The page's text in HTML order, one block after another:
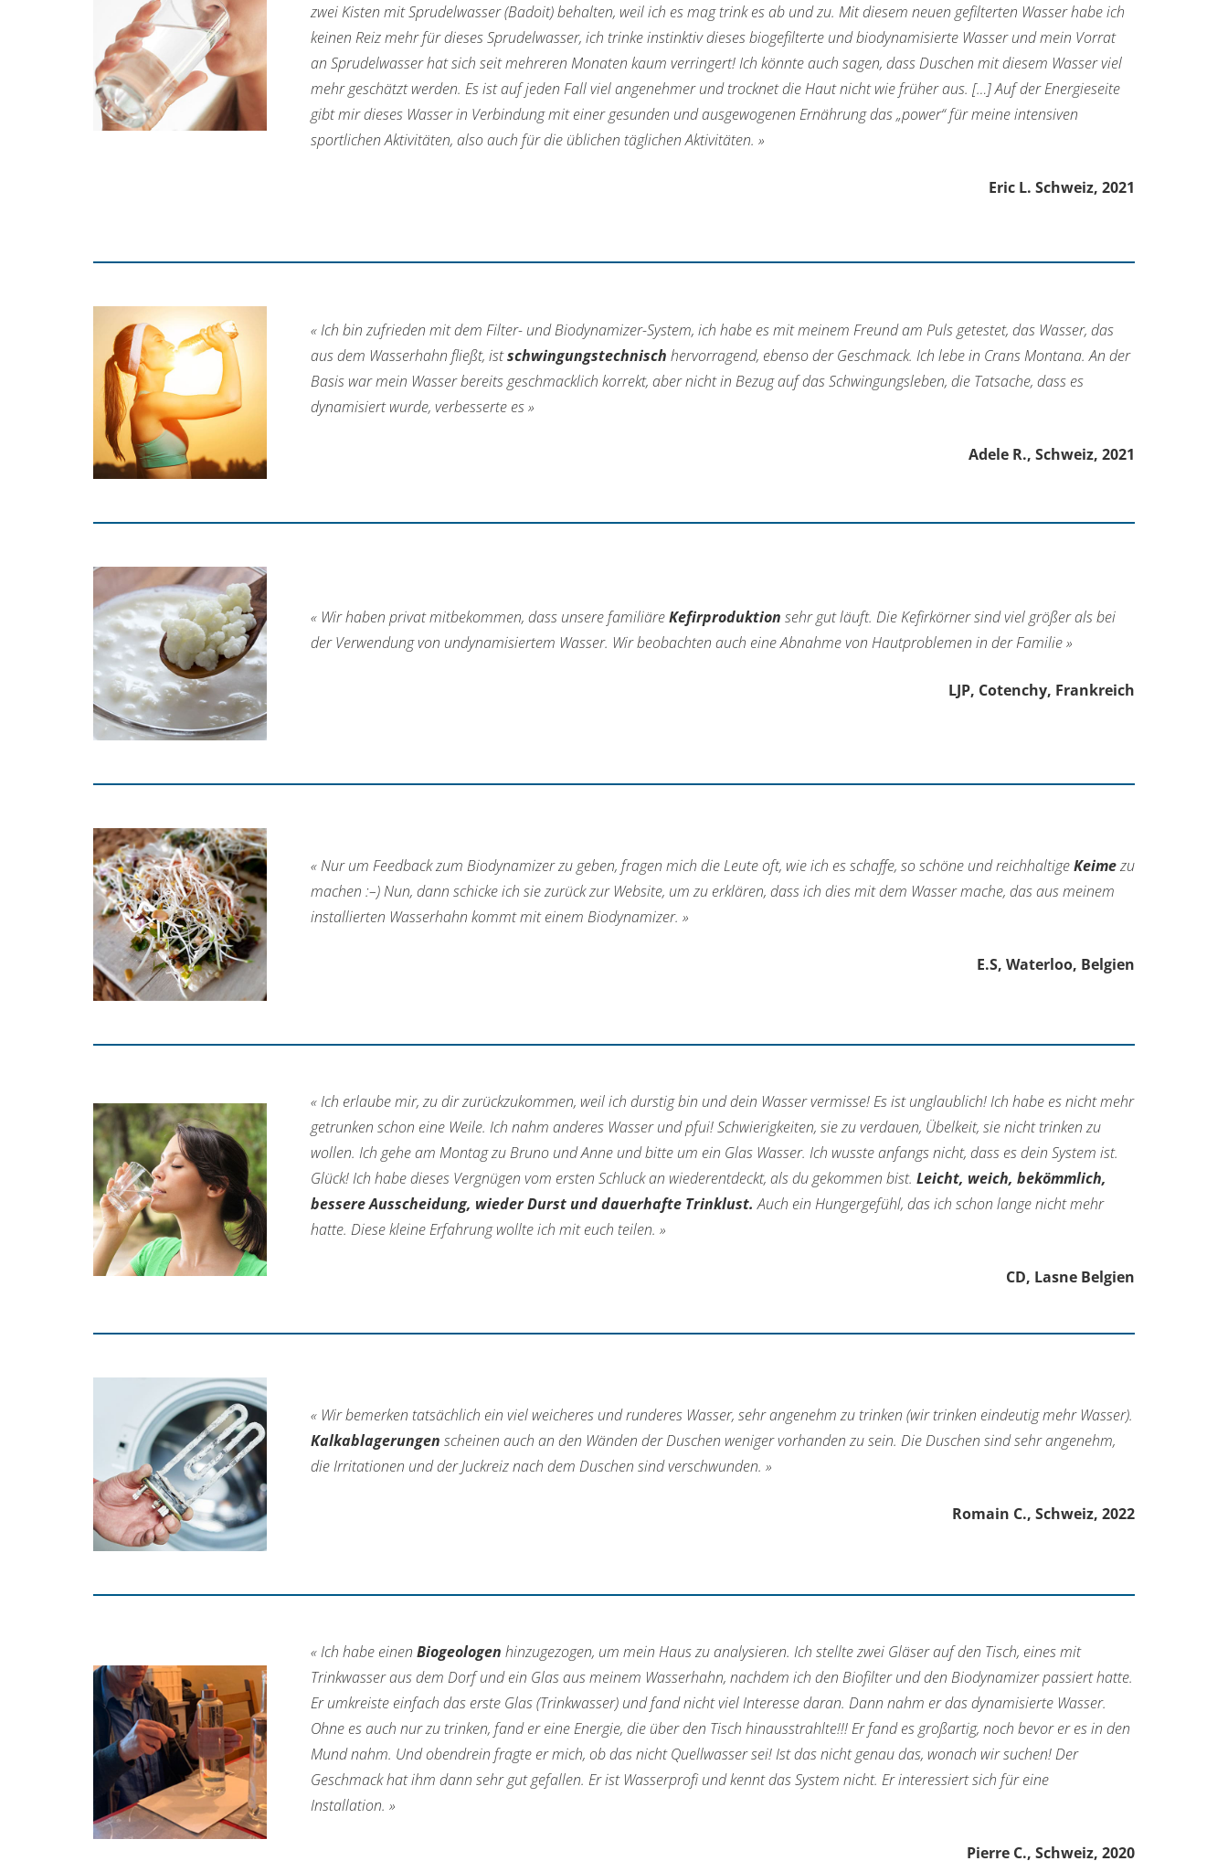
zwei Kisten mit Sprudelwasser (Badoit) behalten, weil ich es mag trink es ab und zu. Mit diesem neuen gefilterten Wasser habe ich
keinen Reiz mehr für dieses Sprudelwasser, ich trinke instinktiv dieses biogefilterte und biodynamisierte Wasser und mein Vorrat
an Sprudelwasser hat sich seit mehreren Monaten kaum verringert! Ich könnte auch sagen, dass Duschen mit diesem Wasser viel
mehr geschätzt werden. Es ist auf jeden Fall viel angenehmer und trocknet die Haut nicht wie früher aus. […] Auf der Energieseite
gibt mir dieses Wasser in Verbindung mit einer gesunden und ausgewogenen Ernährung das „power“ für meine intensiven
sportlichen Aktivitäten, also auch für die üblichen täglichen Aktivitäten. »
Eric L. Schweiz, 2021
« Ich bin zufrieden mit dem Filter- und Biodynamizer-System, ich habe es mit meinem Freund am Puls getestet, das Wasser, das
aus dem Wasserhahn fließt, istschwingungstechnisch hervorragend, ebenso der Geschmack. Ich lebe in Crans Montana. An der
Basis war mein Wasser bereits geschmacklich korrekt, aber nicht in Bezug auf das Schwingungsleben, die Tatsache, dass es
dynamisiert wurde, verbesserte es »
Adele R., Schweiz, 2021
« Wir haben privat mitbekommen, dass unsere familiäreKefirproduktion sehr gut läuft. Die Kefirkörner sind viel größer als bei
der Verwendung von undynamisiertem Wasser. Wir beobachten auch eine Abnahme von Hautproblemen in der Familie »
LJP, Cotenchy, Frankreich
« Nur um Feedback zum Biodynamizer zu geben, fragen mich die Leute oft, wie ich es schaffe, so schöne und reichhaltigeKeimezu
machen :–) Nun, dann schicke ich sie zurück zur Website, um zu erklären, dass ich dies mit dem Wasser mache, das aus meinem
installierten Wasserhahn kommt mit einem Biodynamizer. »
E.S, Waterloo, Belgien
« Ich erlaube mir, zu dir zurückzukommen, weil ich durstig bin und dein Wasser vermisse! Es ist unglaublich! Ich habe es nicht mehr
getrunken schon eine Weile. Ich nahm anderes Wasser und pfui! Schwierigkeiten, sie zu verdauen, Übelkeit, sie nicht trinken zu
wollen. Ich gehe am Montag zu Bruno und Anne und bitte um ein Glas Wasser. Ich wusste anfangs nicht, dass es dein System ist.
Glück! Ich habe dieses Vergnügen vom ersten Schluck an wiederentdeckt, als du gekommen bist. Leicht, weich, bekömmlich,
bessere Ausscheidung, wieder Durst und dauerhafte Trinklust. Auch ein Hungergefühl, das ich schon lange nicht mehr
hatte. Diese kleine Erfahrung wollte ich mit euch teilen. »
CD, Lasne Belgien
« Wir bemerken tatsächlich ein viel weicheres und runderes Wasser, sehr angenehm zu trinken (wir trinken eindeutig mehr Wasser).
Kalkablagerungen scheinen auch an den Wänden der Duschen weniger vorhanden zu sein. Die Duschen sind sehr angenehm,
die Irritationen und der Juckreiz nach dem Duschen sind verschwunden. »
Romain C., Schweiz, 2022
« Ich habe einen Biogeologen hinzugezogen, um mein Haus zu analysieren. Ich stellte zwei Gläser auf den Tisch, eines mit
Trinkwasser aus dem Dorf und ein Glas aus meinem Wasserhahn, nachdem ich den Biofilter und den Biodynamizer passiert hatte.
Er umkreiste einfach das erste Glas (Trinkwasser) und fand nicht viel Interesse daran. Dann nahm er das dynamisierte Wasser.
Ohne es auch nur zu trinken, fand er eine Energie, die über den Tisch hinausstrahlte!!! Er fand es großartig, noch bevor er es in den
Mund nahm. Und obendrein fragte er mich, ob das nicht Quellwasser sei! Ist das nicht genau das, wonach wir suchen! Der
Geschmack hat ihm dann sehr gut gefallen. Er ist Wasserprofi und kennt das System nicht. Er interessiert sich für eine
Installation. »
Pierre C., Schweiz, 2020